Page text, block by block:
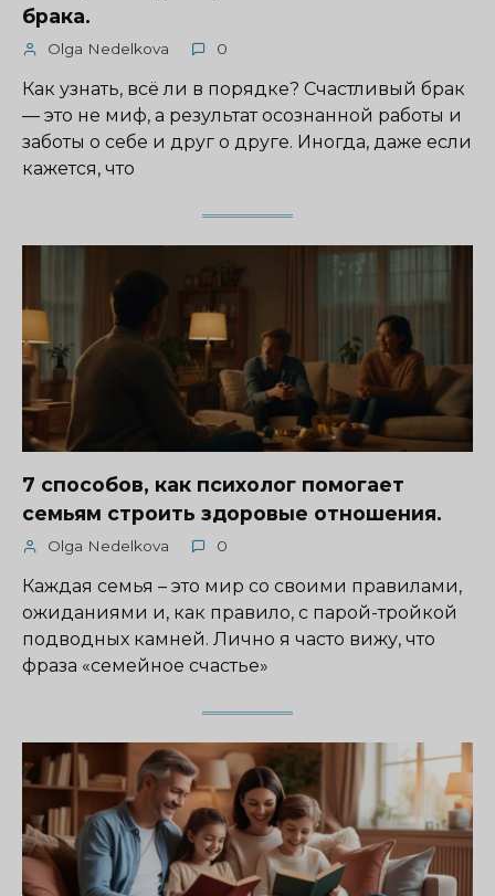
брака.
Olga Nedelkova 0
Как узнать, всё ли в порядке? Счастливый брак
— это не миф, а результат осознанной работы и
заботы о себе и друг о друге. Иногда, даже если
кажется, что
7 способов, как психолог помогает
семьям строить здоровые отношения.
Olga Nedelkova 0
Каждая семья – это мир со своими правилами,
ожиданиями и, как правило, с парой-тройкой
подводных камней. Лично я часто вижу, что
фраза «семейное счастье»